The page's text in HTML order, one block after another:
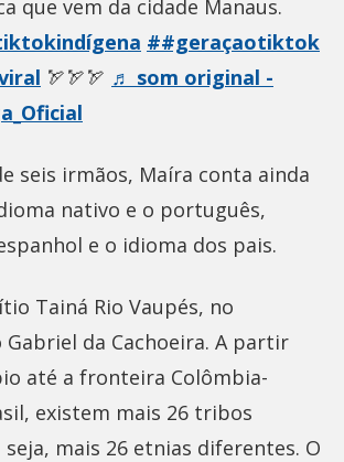
que vem da cidade Manaus.
##geraçaotiktok
🏹🏹🏹 ♬ som original -
seis irmãos, Maíra conta ainda
nativo e o português,
e o idioma dos pais.
Tainá Rio Vaupés, no
Gabriel da Cachoeira. A partir
até a fronteira Colômbia-
existem mais 26 tribos
mais 26 etnias diferentes. O